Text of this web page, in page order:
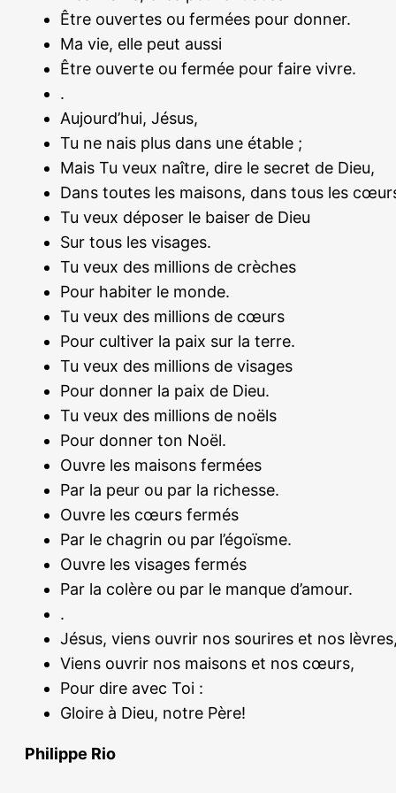
Être ouvertes ou fermées pour donner.
Ma vie, elle peut aussi
Être ouverte ou fermée pour faire vivre.
.
Aujourd’hui, Jésus,
Tu ne nais plus dans une étable ;
Mais Tu veux naître, dire le secret de Dieu,
Dans toutes les maisons, dans tous les
Tu veux déposer le baiser de Dieu
Sur tous les visages.
Tu veux des millions de crèches
Pour habiter le monde.
Tu veux des millions de cœurs
Pour cultiver la paix sur la terre.
Tu veux des millions de visages
Pour donner la paix de Dieu.
Tu veux des millions de noëls
Pour donner ton Noël.
Ouvre les maisons fermées
Par la peur ou par la richesse.
Ouvre les cœurs fermés
Par le chagrin ou par l’égoïsme.
Ouvre les visages fermés
Par la colère ou par le manque d’amour.
.
Jésus, viens ouvrir nos sourires et nos
Viens ouvrir nos maisons et nos cœurs,
Pour dire avec Toi :
Gloire à Dieu, notre Père!
Philippe Rio